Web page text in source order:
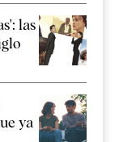
las
ya